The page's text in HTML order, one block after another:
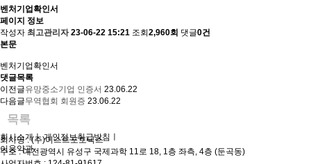
벤처기업확인서
페이지 정보
작성자 최고관리자 23-06-22 15:21 조회 2,960회 댓글0건
본문
벤처기업확인서
댓글목록
이전글유망중소기업 인증서 23.06.22
다음글무역협회 회원증 23.06.22
목록
회사소개ㅣ 개인정보취급방침
이용약관
회사명 : (주)이스트포토닉스
주소 : 대전광역시 유성구 국제과학 11로 18, 1층 좌측, 4층 (둔곡동)